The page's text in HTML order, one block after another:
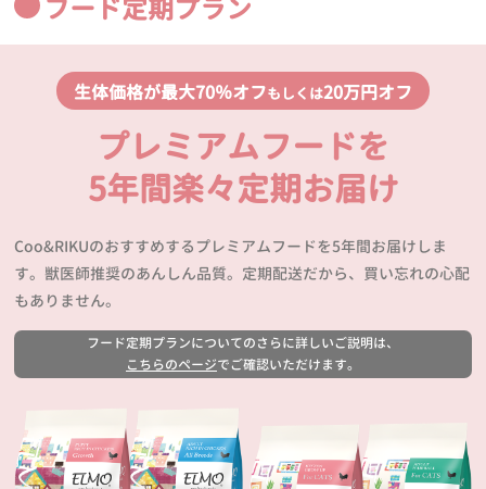
フード定期プラン
生体価格が最大70％オフもしくは20万円オフ
プレミアムフードを
5年間楽々定期お届け
Coo&RIKUのおすすめするプレミアムフードを5年間お届けしま
す。獣医師推奨のあんしん品質。定期配送だから、買い忘れの心配
もありません。
フード定期プランについてのさらに詳しいご説明は、
こちらのページでご確認いただけます。